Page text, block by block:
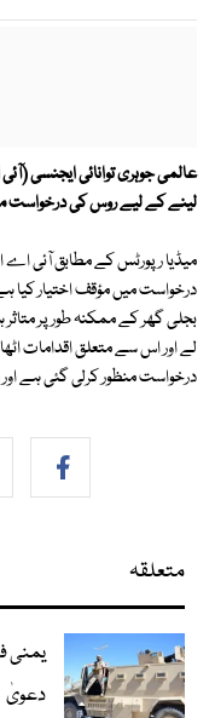
عالمی جوہری توانائی ایجنسی
لینے كے لیے روس كی درخواست
میڈیا رپورٹس كے مطابق آئی
درخواست میں مؤقف اختیار کیا
بجلی گھر کے ممکنہ طور پر
لے اور اس سے متعلق اقدامات
درخواست منظور کرلی گئی ہے
متعلقہ
یمنی
دعویٰ